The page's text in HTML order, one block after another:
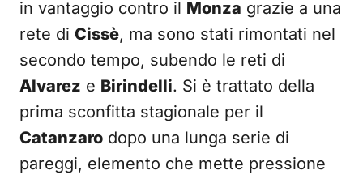
in vantaggio contro il Monza grazie a una
rete di Cissè, ma sono stati rimontati nel
secondo tempo, subendo le reti di
Alvarez e Birindelli. Si è trattato della
prima sconfitta stagionale per il
Catanzaro dopo una lunga serie di
pareggi, elemento che mette pressione